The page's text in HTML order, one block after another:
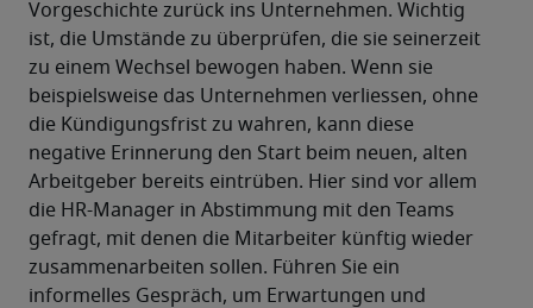
Vorgeschichte zurück ins Unternehmen. Wichtig
ist, die Umstände zu überprüfen, die sie seinerzeit
zu einem Wechsel bewogen haben. Wenn sie
beispielsweise das Unternehmen verliessen, ohne
die Kündigungsfrist zu wahren, kann diese
negative Erinnerung den Start beim neuen, alten
Arbeitgeber bereits eintrüben. Hier sind vor allem
die HR-Manager in Abstimmung mit den Teams
gefragt, mit denen die Mitarbeiter künftig wieder
zusammenarbeiten sollen. Führen Sie ein
informelles Gespräch, um Erwartungen und